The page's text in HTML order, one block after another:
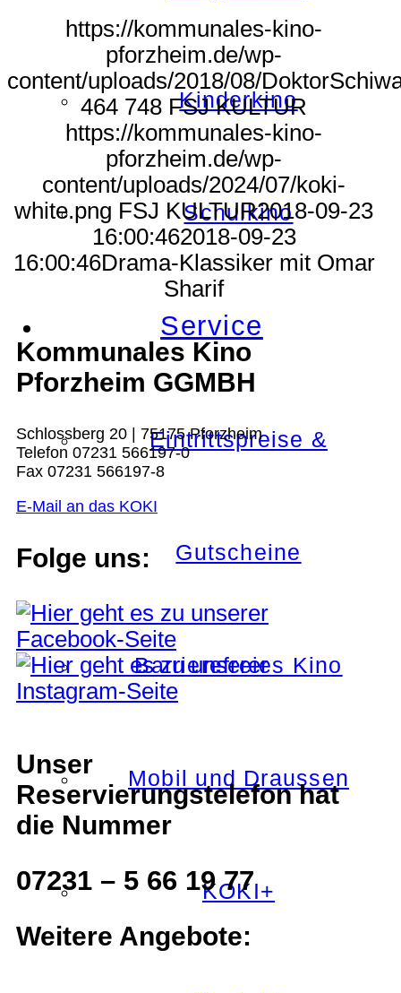
Kinderkino
Schulkino
Service
Eintrittspreise &
Gutscheine
Barrierefreies Kino
Mobil und Draussen
KOKI+
https://kommunales-kino-
pforzheim.de/wp-
content/uploads/2018/08/
464 748 FSJ KULTUR
https://kommunales-kino-
pforzheim.de/wp-
content/uploads/2024/07/koki-
white.png FSJ KULTUR2018-09-23
16:00:462018-09-23
16:00:46Drama-Klassiker mit Omar
Sharif
Kommunales Kino
Pforzheim GGMBH
Schlossberg 20 | 75175 Pforzheim
Telefon 07231 566197-0
Fax 07231 566197-8
E-Mail an das KOKI
Folge uns:
Unser
Reservierungstelefon hat
die Nummer
07231 – 5 66 19 77
Weitere Angebote: